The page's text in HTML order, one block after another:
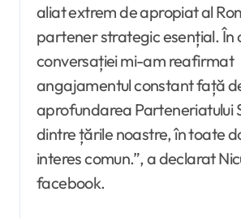
aliat extrem de apropiat al
partener strategic esențial. În
conversației mi-am reafirmat
angajamentul constant față
aprofundarea Parteneriatului
dintre țările noastre, în toate
interes comun.”, a declarat
facebook.